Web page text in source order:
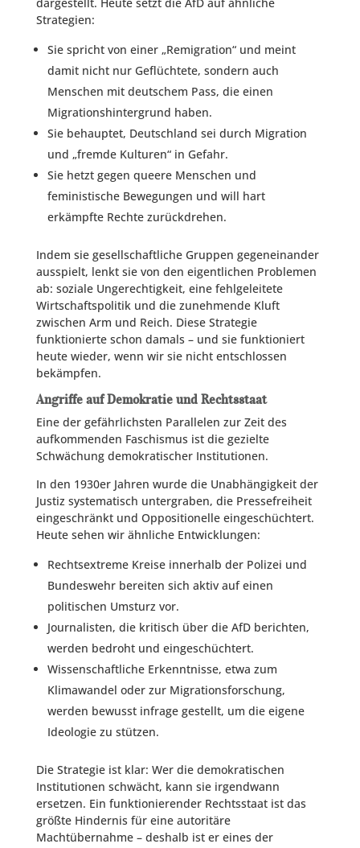
Strategien:
Sie spricht von einer „Remigration“ und meint
damit nicht nur Geflüchtete, sondern auch
Menschen mit deutschem Pass, die einen
Migrationshintergrund haben.
Sie behauptet, Deutschland sei durch Migration
und „fremde Kulturen“ in Gefahr.
Sie hetzt gegen queere Menschen und
feministische Bewegungen und will hart
erkämpfte Rechte zurückdrehen.
Indem sie gesellschaftliche Gruppen gegeneinander
ausspielt, lenkt sie von den eigentlichen Problemen
ab: soziale Ungerechtigkeit, eine fehlgeleitete
Wirtschaftspolitik und die zunehmende Kluft
zwischen Arm und Reich. Diese Strategie
funktionierte schon damals – und sie funktioniert
heute wieder, wenn wir sie nicht entschlossen
bekämpfen.
Angriffe auf Demokratie und Rechtsstaat
Eine der gefährlichsten Parallelen zur Zeit des
aufkommenden Faschismus ist die gezielte
Schwächung demokratischer Institutionen.
In den 1930er Jahren wurde die Unabhängigkeit der
Justiz systematisch untergraben, die Pressefreiheit
eingeschränkt und Oppositionelle eingeschüchtert.
Heute sehen wir ähnliche Entwicklungen:
Rechtsextreme Kreise innerhalb der Polizei und
Bundeswehr bereiten sich aktiv auf einen
politischen Umsturz vor.
Journalisten, die kritisch über die AfD berichten,
werden bedroht und eingeschüchtert.
Wissenschaftliche Erkenntnisse, etwa zum
Klimawandel oder zur Migrationsforschung,
werden bewusst infrage gestellt, um die eigene
Ideologie zu stützen.
Die Strategie ist klar: Wer die demokratischen
Institutionen schwächt, kann sie irgendwann
ersetzen. Ein funktionierender Rechtsstaat ist das
größte Hindernis für eine autoritäre
Machtübernahme – deshalb ist er eines der